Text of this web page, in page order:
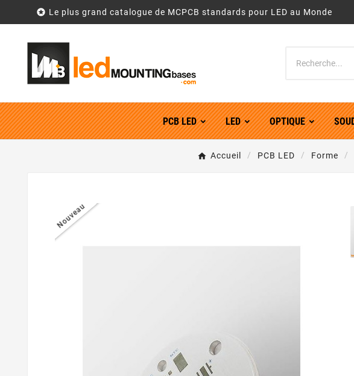
 Le plus grand catalogue de MCPCB standards pour LED au Monde
PCB LED LED OPTIQUE
Accueil PCB LED Forme
Nouveau